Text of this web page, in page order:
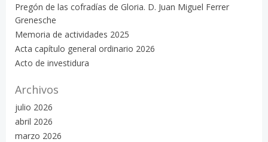
Pregón de las cofradías de Gloria. D. Juan Miguel Ferrer
Grenesche
Memoria de actividades 2025
Acta capítulo general ordinario 2026
Acto de investidura
Archivos
julio 2026
abril 2026
marzo 2026